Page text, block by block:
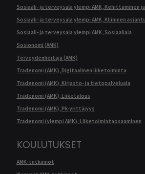
Sosiaali- ja terveysala ylempi AMK, Kehittäminen
Sosiaali- ja terveysala ylempi AMK, Kliininen
Sosiaali- ja terveysala ylempi AMK, Sosiaaliala
Sosionomi (AMK)
Terveydenhoitaja (AMK)
Tradenomi (AMK), Digitaalinen liiketoiminta
Tradenomi (AMK), Kirjasto- ja tietopalveluala
Tradenomi (AMK), Liiketalous
Tradenomi (AMK), Pk-yrittäjyys
Tradenomi (ylempi AMK), Liiketoimintaosaaminen
KOULUTUKSET
AMK-tutkinnot